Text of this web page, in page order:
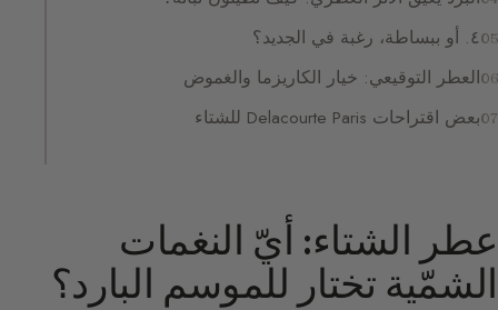
٤. أو ببساطة، رغبة في الجديد؟
العطر التوقيعي: خيار الكاريزما والغموض
بعض اقتراحات Delacourte Paris للشتاء
عطر الشتاء: أيّ النغمات
الشمّية تختار للموسم البارد؟